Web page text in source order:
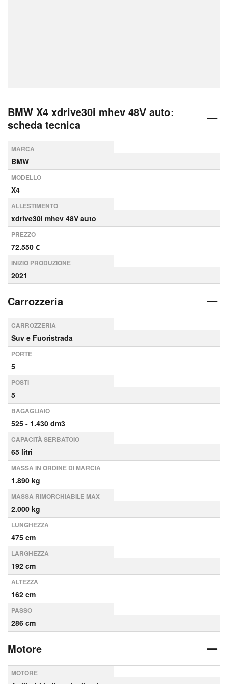
BMW X4 xdrive30i mhev 48V auto:
scheda tecnica
MARCA
BMW
MODELLO
X4
ALLESTIMENTO
xdrive30i mhev 48V auto
PREZZO
72.550 €
INIZIO PRODUZIONE
2021
Carrozzeria
CARROZZERIA
Suv e Fuoristrada
PORTE
5
POSTI
5
BAGAGLIAIO
525 - 1.430 dm3
CAPACITÀ SERBATOIO
65 litri
MASSA IN ORDINE DI MARCIA
1.890 kg
MASSA RIMORCHIABILE MAX
2.000 kg
LUNGHEZZA
475 cm
LARGHEZZA
192 cm
ALTEZZA
162 cm
PASSO
286 cm
Motore
MOTORE